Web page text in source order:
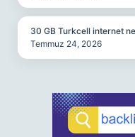
30 GB Turkcell internet
Temmuz 24, 2026